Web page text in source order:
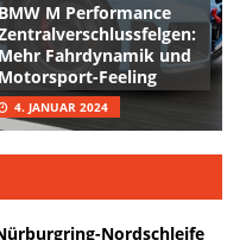
M Performance
Fahrdynamik und
Motorsport-Feeling
4. JANUAR 2024
Nordschleife